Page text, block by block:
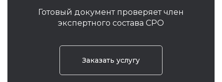
Готовый документ проверяет член
экспертного состава СРО
Заказать услугу